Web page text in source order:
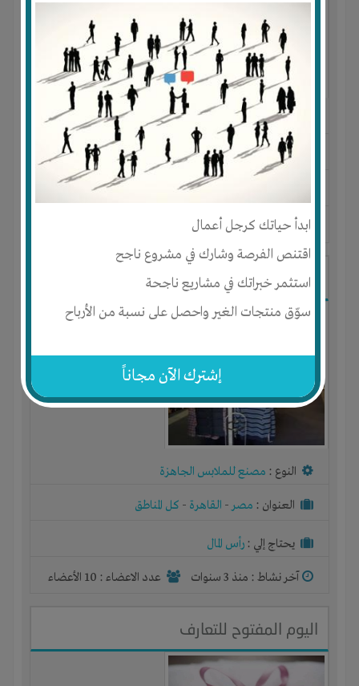
ابدأ حياتك كرجل أعمال
اقتنص الفرصة وشارك في مشروع ناجح
استثمر خبراتك في مشاريع ناجحة
سوّق منتجات الغير واحصل على نسبة من الأرباح
إشترك الآن مجاناً
النوع :مصنع ملابس
العنوان :مصر-القاهرة-كل المناطق
تسويق
آخر نشاط :منذ 3 سنوات
المشاركه في مصنع ملابس متخصص
النوع : مصنع للملابس الجاهزة
العنوان : مصر- القاهرة - كل المناطق
يحتاج إلي : رأس المال
آخر نشاط : منذ 3 سنوات عدد الاعضاء : 10 الأعضاء
اليوم المفتوح للتعارف